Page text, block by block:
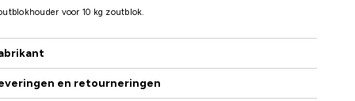
voor 10 kg zoutblok.
en retourneringen